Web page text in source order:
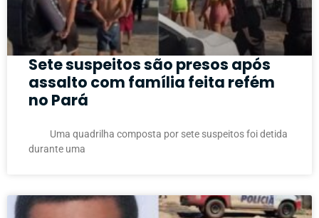
Sete suspeitos são presos após
assalto com família feita refém
no Pará
Uma quadrilha composta por sete suspeitos foi detida
durante uma